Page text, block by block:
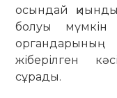
осындай
болуы мүмкін
жіберілген
сұрады.